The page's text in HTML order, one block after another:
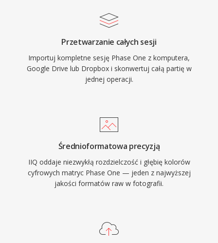
Przetwarzanie całych sesji
Importuj kompletne sesję Phase One z komputera,
Google Drive lub Dropbox i skonwertuj całą partię w
jednej operacji.
Średnioformatowa precyzją
IIQ oddaje niezwykłą rozdzielczość i głębię kolorów
cyfrowych matryc Phase One — jeden z najwyższej
jakości formatów raw w fotografii.